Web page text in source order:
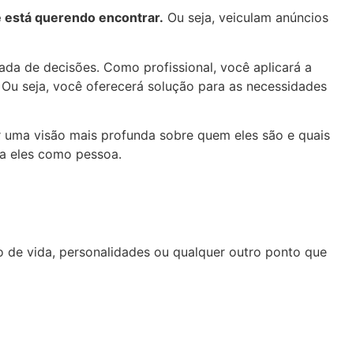
querendo encontrar. Ou seja, veiculam anúncios
de decisões. Como profissional, você aplicará a
seja, você oferecerá solução para as necessidades
visão mais profunda sobre quem eles são e quais
eles como pessoa.
vida, personalidades ou qualquer outro ponto que